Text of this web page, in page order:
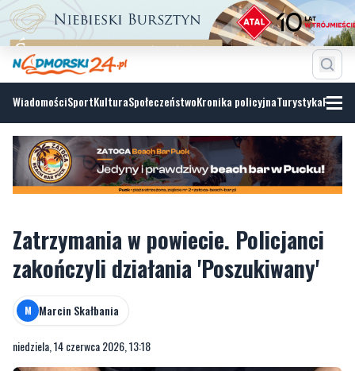
WiadomościSportKulturaSpołeczeństwoKronika policyjnaTurystyka
Zatrzymania w powiecie. Policjanci
M Marcin Skałbania